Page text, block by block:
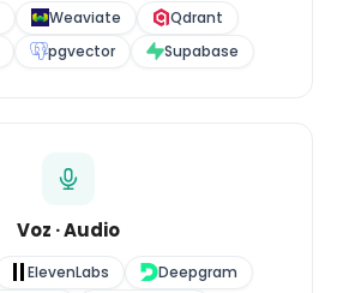
Weaviate
Qdrant
pgvector Supabase
Voz · Audio
ElevenLabs
Deepgram